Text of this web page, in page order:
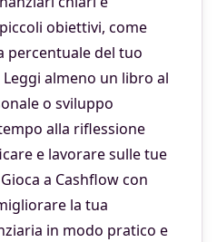
obiettivi, come
percentuale del tuo
almeno un libro al
o sviluppo
alla riflessione
e lavorare sulle tue
a Cashflow con
la tua
in modo pratico e